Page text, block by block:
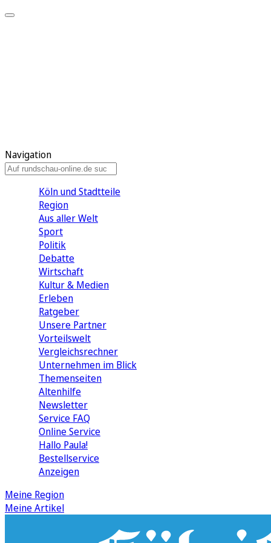
Navigation
Köln und Stadtteile
Region
Aus aller Welt
Sport
Politik
Debatte
Wirtschaft
Kultur & Medien
Erleben
Ratgeber
Unsere Partner
Vorteilswelt
Vergleichsrechner
Unternehmen im Blick
Themenseiten
Altenhilfe
Newsletter
Service FAQ
Online Service
Hallo Paula!
Bestellservice
Anzeigen
Meine Region
Meine Artikel